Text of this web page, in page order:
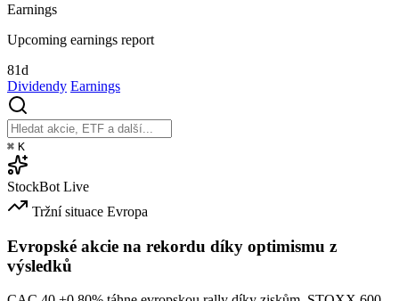
Earnings
Upcoming earnings report
81d
Dividendy Earnings
⌘ K
StockBot Live
Tržní situace Evropa
Evropské akcie na rekordu díky optimismu z
výsledků